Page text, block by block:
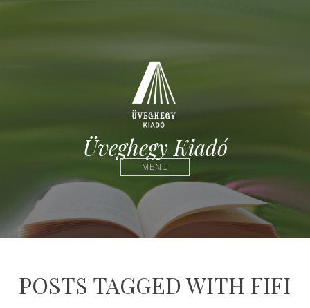
Üveghegy Kiadó
MENÜ
POSTS TAGGED WITH FIFI